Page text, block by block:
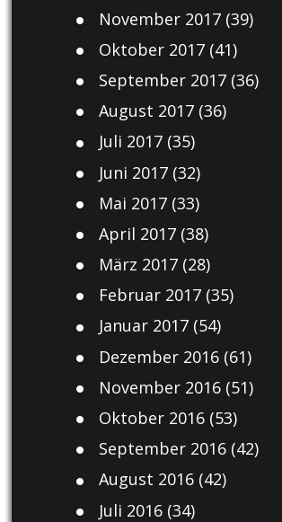
November 2017(39)
Oktober 2017(41)
September 2017(36)
August 2017(36)
Juli 2017(35)
Juni 2017(32)
Mai 2017(33)
April 2017(38)
März 2017(28)
Februar 2017(35)
Januar 2017(54)
Dezember 2016(61)
November 2016(51)
Oktober 2016(53)
September 2016(42)
August 2016(42)
Juli 2016(34)